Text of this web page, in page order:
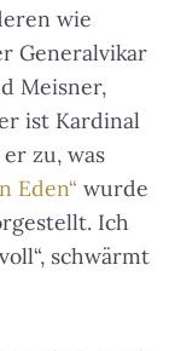
wie
Generalvikar
Meisner,
ist Kardinal
zu, was
Eden“ wurde
Ich
schwärmt